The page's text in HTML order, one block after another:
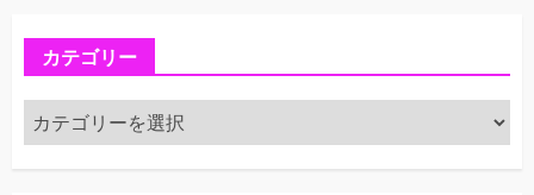
カテゴリー
カ
テ
ゴ